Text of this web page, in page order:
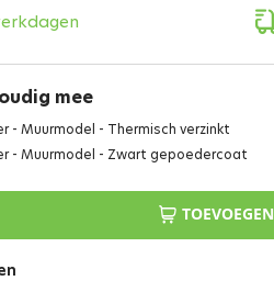
mee
- Muurmodel - Thermisch verzinkt
- Muurmodel - Zwart gepoedercoat
TOEVOEGEN